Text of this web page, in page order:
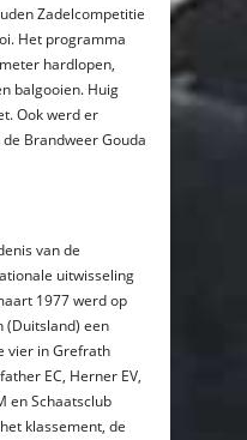
Zadelcompetitie
Het programma
hardlopen,
balgooien. Huig
Ook werd er
Brandweer Gouda
van de
uitwisseling
1977 werd op
(Duitsland) een
vier in Grefrath
EC, Herner EV,
en Schaatsclub
klassement, de